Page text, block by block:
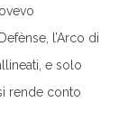
l’Arco di
e solo
rende conto